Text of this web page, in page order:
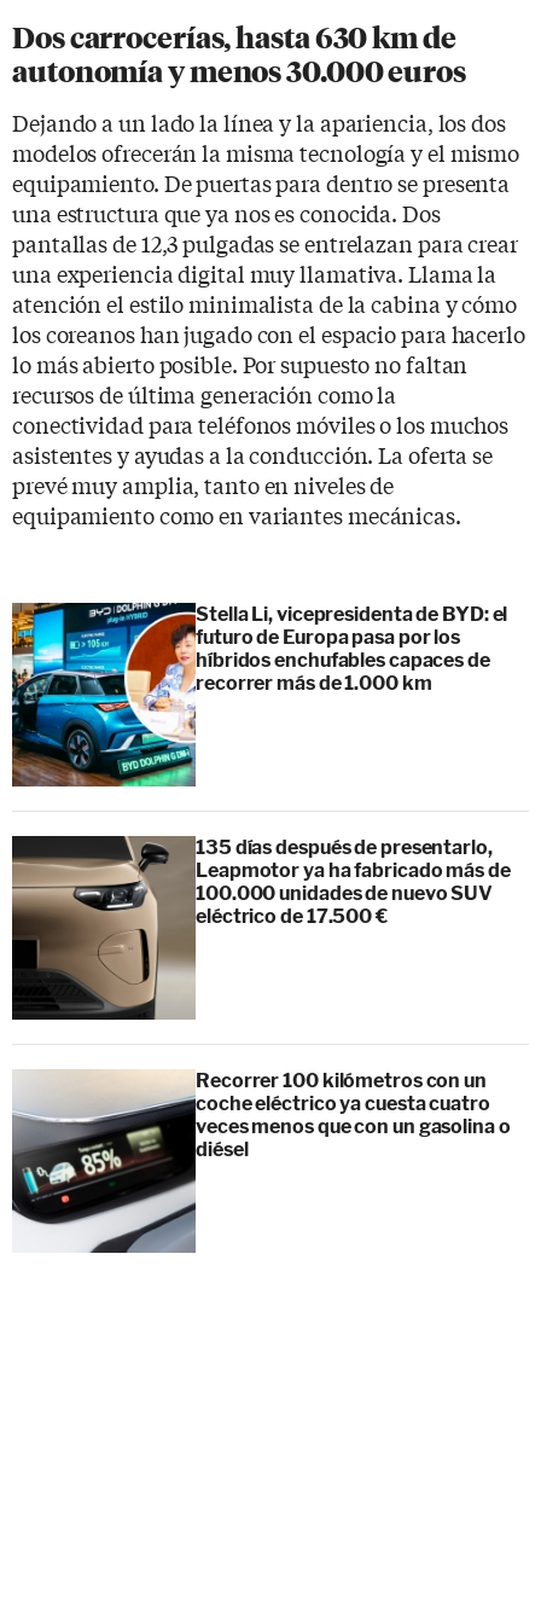
Dos carrocerías, hasta 630 km de
autonomía y menos 30.000 euros
Dejando a un lado la línea y la apariencia, los dos
modelos ofrecerán la misma tecnología y el mismo
equipamiento. De puertas para dentro se presenta
una estructura que ya nos es conocida. Dos
pantallas de 12,3 pulgadas se entrelazan para crear
una experiencia digital muy llamativa. Llama la
atención el estilo minimalista de la cabina y cómo
los coreanos han jugado con el espacio para hacerlo
lo más abierto posible. Por supuesto no faltan
recursos de última generación como la
conectividad para teléfonos móviles o los muchos
asistentes y ayudas a la conducción. La oferta se
prevé muy amplia, tanto en niveles de
equipamiento como en variantes mecánicas.
Stella Li, vicepresidenta de BYD: el
futuro de Europa pasa por los
híbridos enchufables capaces de
recorrer más de 1.000 km
135 días después de presentarlo,
Leapmotor ya ha fabricado más de
100.000 unidades de nuevo SUV
eléctrico de 17.500 €
Recorrer 100 kilómetros con un
coche eléctrico ya cuesta cuatro
veces menos que con un gasolina o
diésel